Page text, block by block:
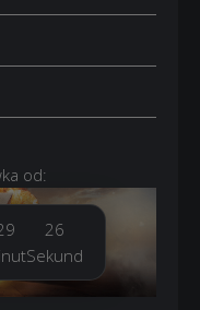
od:
27
Sekund